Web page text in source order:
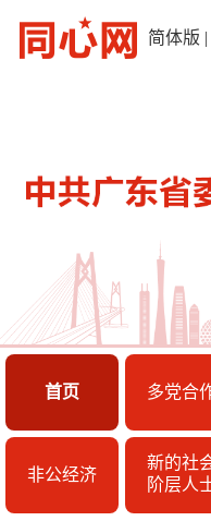
简体版 |
首页 多党合
非公经济
新的社
阶层人